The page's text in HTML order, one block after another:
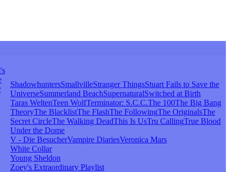
ShadowhuntersSmallvilleStranger ThingsStuart Fails to Save the
UniverseSummerland BeachSupernaturalSwitched at Birth
Taras WeltenTeen WolfTerminator: S.C.C.The 100The Big Bang
TheoryThe BlacklistThe FlashThe FollowingThe OriginalsThe
Secret CircleThe Walking DeadThis Is UsTru CallingTrue Blood
Under the Dome
V - Die BesucherVampire DiariesVeronica Mars
White Collar
Young Sheldon
Zoey's Extraordinary Playlist